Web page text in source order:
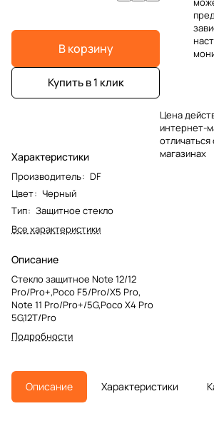
В корзину
Купить в 1 клик
Характеристики
Производитель: DF
Цвет: Черный
Тип: Защитное стекло
Все характеристики
Описание
Стекло защитное Note 12/12
Pro/Pro+,Poco F5/Pro/X5 Pro,
Note 11 Pro/Pro+/5G,Poco X4 Pro
5G,12T/Pro
Подробности
Цена
интернет-
магазинах
Описание Характеристики